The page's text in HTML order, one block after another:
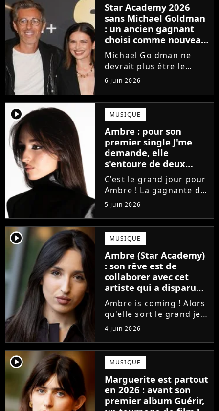
Star Academy 2026
sans Michael Goldman
: un ancien gagnant
choisi comme nouveau
directeur ?
Michael Goldman ne
devrait plus être le
directeur de la Star
Academy lors de la
saison 2026. Et pour lui
succéder, c'est un
ancien gagnant de
l'émission de TF1 qui
sera aujourd'hui...
6 juin 2026
player2 MUSIQUE
Ambre : pour son
premier single J'me
demande, elle
s'entoure de deux
proches de Slimane
C'est le grand jour pour
Ambre ! La gagnante de
la Star Academy fait ses
premiers pas dans
l'industrie en publiant
J'me demande, un
premier single que la
chanteuse a
confectionné avec...
5 juin 2026
player2 MUSIQUE
Ambre (Star Academy)
: son rêve est de
collaborer avec cet
artiste qui a disparu
des radars, "c'est un
génie"
Ambre is coming ! Alors
qu'elle sort le grand jeu
cette semaine en
publiant son premier
single J'me demande, la
gagnante de la Star
Academy affiche
clairement ses
ambitions. Son rêve...
4 juin 2026
player2 MUSIQUE
Marguerite est partout
en 2026 : avant son
premier album Guérir,